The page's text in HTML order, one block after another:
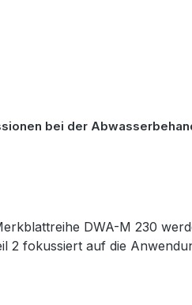
DWA-M 230
2 fokussiert auf die